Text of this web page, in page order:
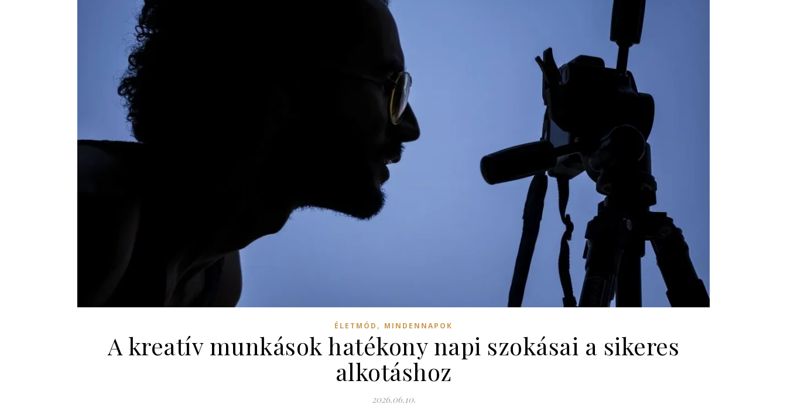
ÉLETMÓD , MINDENNAPOK
A kreatív munkások hatékony napi szokásai a sikeres
alkotáshoz
2026.06.10.